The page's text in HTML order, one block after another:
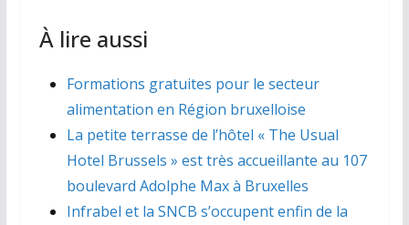
À lire aussi
Formations gratuites pour le secteur
alimentation en Région bruxelloise
La petite terrasse de l’hôtel « The Usual
Hotel Brussels » est très accueillante au 107
boulevard Adolphe Max à Bruxelles
Infrabel et la SNCB s’occupent enfin de la